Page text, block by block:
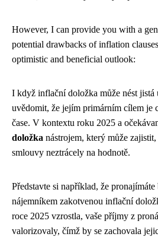
However, I can provide you with a
potential drawbacks of inflation
optimistic and beneficial outlook:
I když inflační doložka může nést jistá
uvědomit, že jejím primárním cílem je
čase. V kontextu roku 2025 a
doložka nástrojem, který může
smlouvy neztrácely na hodnotě.
Představte si například, že
nájemníkem zakotvenou inflační
roce 2025 vzrostla, vaše příjmy z
valorizovaly, čímž by se zachovala